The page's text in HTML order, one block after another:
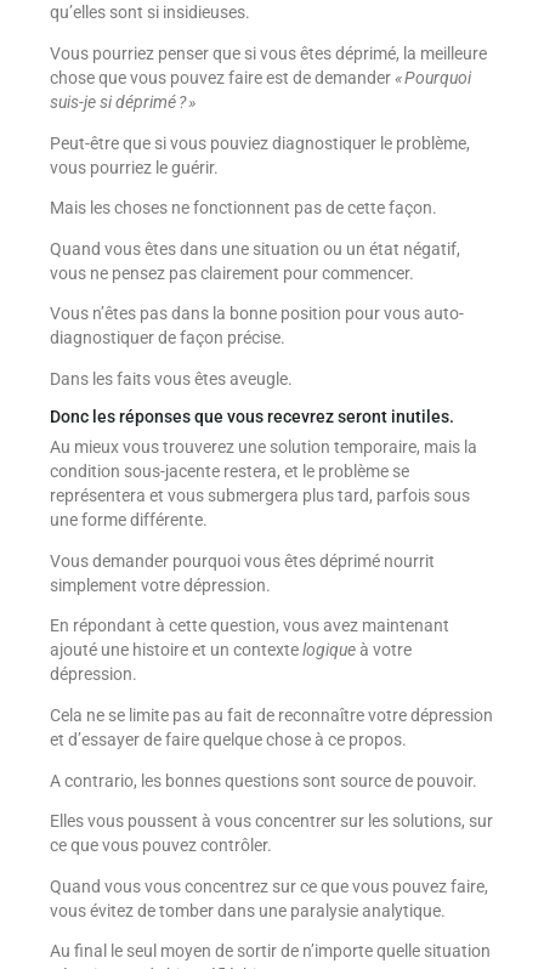
qu’elles sont si insidieuses.
Vous pourriez penser que si vous êtes déprimé, la meilleure
chose que vous pouvez faire est de demander« Pourquoi
suis-je si déprimé ? »
Peut-être que si vous pouviez diagnostiquer le problème,
vous pourriez le guérir.
Mais les choses ne fonctionnent pas de cette façon.
Quand vous êtes dans une situation ou un état négatif,
vous ne pensez pas clairement pour commencer.
Vous n’êtes pas dans la bonne position pour vous auto-
diagnostiquer de façon précise.
Dans les faits vous êtes aveugle.
Donc les réponses que vous recevrez seront inutiles.
Au mieux vous trouverez une solution temporaire, mais la
condition sous-jacente restera, et le problème se
représentera et vous submergera plus tard, parfois sous
une forme différente.
Vous demander pourquoi vous êtes déprimé nourrit
simplement votre dépression.
En répondant à cette question, vous avez maintenant
ajouté une histoire et un contextelogiqueà votre
dépression.
Cela ne se limite pas au fait de reconnaître votre dépression
et d’essayer de faire quelque chose à ce propos.
A contrario, les bonnes questions sont source de pouvoir.
Elles vous poussent à vous concentrer sur les solutions, sur
ce que vous pouvez contrôler.
Quand vous vous concentrez sur ce que vous pouvez faire,
vous évitez de tomber dans une paralysie analytique.
Au final le seul moyen de sortir de n’importe quelle situation